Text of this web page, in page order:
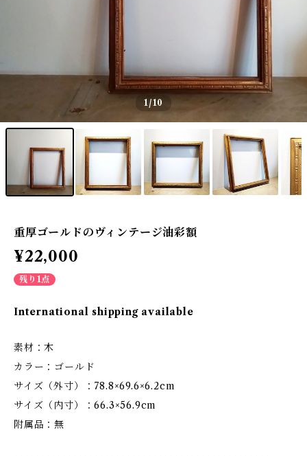
1/10
重厚ゴールドのヴィンテージ油彩額
¥22,000
残り1点
International shipping available
素材：木
カラー：ゴールド
サイズ（外寸）：78.8×69.6×6.2cm
サイズ（内寸）：66.3×56.9cm
附属品：無